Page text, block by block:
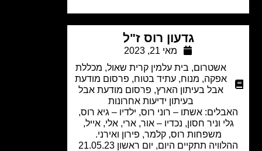
גדעון רוס ז"ל
מאי 21, 2023
אשטרום,בית עלמין קרית שאול,מכללת
אפקה
מנוח,עתיד בטוח,פרסום מודעת
אבל בעיתון הארץ,פרסום מודעת אבל
בעיתון ידיעות אחרונות
אשתו – רוני רוס, ילדיו – גיא רוס,
וניר חסון, נכדיו – אור, ארי, אלי, אייל,
משפחות רוס, קלמר, פירון ואירני.
ההלוויה תתקיים היום, יום ראשון 21.05.23